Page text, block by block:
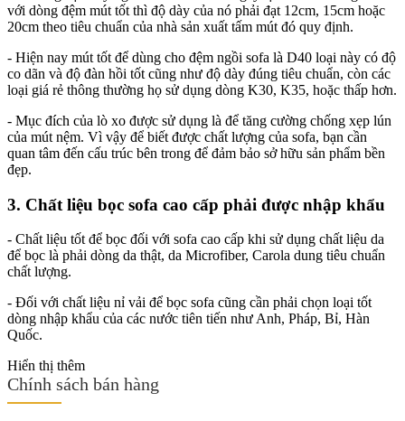
với dòng đệm mút tốt thì độ dày của nó phải đạt 12cm, 15cm hoặc
20cm theo tiêu chuẩn của nhà sản xuất tấm mút đó quy định.
- Hiện nay mút tốt để dùng cho đệm ngồi sofa là D40 loại này có độ
co dãn và độ đàn hồi tốt cũng như độ dày đúng tiêu chuẩn, còn các
loại giá rẻ thông thường họ sử dụng dòng K30, K35, hoặc thấp hơn.
- Mục đích của lò xo được sử dụng là để tăng cường chống xẹp lún
của mút nệm. Vì vậy để biết được chất lượng của sofa, bạn cần
quan tâm đến cấu trúc bên trong để đảm bảo sở hữu sản phẩm bền
đẹp.
3. Chất liệu bọc sofa cao cấp phải được nhập khẩu
- Chất liệu tốt để bọc đối với sofa cao cấp khi sử dụng chất liệu da
để bọc là phải dòng da thật, da Microfiber, Carola dung tiêu chuẩn
chất lượng.
- Đối với chất liệu nỉ vải để bọc sofa cũng cần phải chọn loại tốt
dòng nhập khẩu của các nước tiên tiến như Anh, Pháp, Bỉ, Hàn
Quốc.
Hiển thị thêm
Chính sách bán hàng